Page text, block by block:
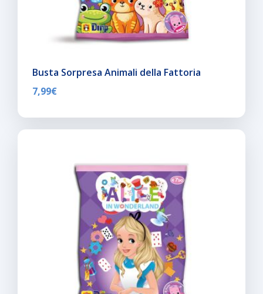
Busta Sorpresa Animali della Fattoria
7,99€